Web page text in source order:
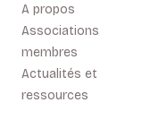
A propos
Associations
membres
Actualités et
ressources